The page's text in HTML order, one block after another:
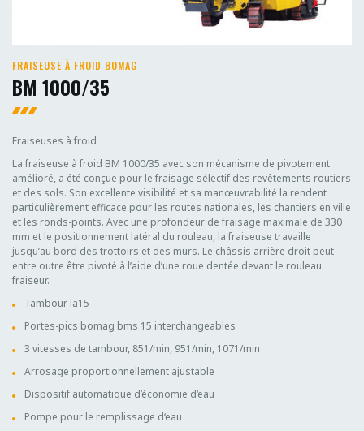
FRAISEUSE À FROID BOMAG
BM 1000/35
Fraiseuses à froid
La fraiseuse à froid BM 1000/35 avec son mécanisme de pivotement
amélioré, a été conçue pour le fraisage sélectif des revêtements routiers
et des sols. Son excellente visibilité et sa manœuvrabilité la rendent
particulièrement efficace pour les routes nationales, les chantiers en ville
et les ronds-points. Avec une profondeur de fraisage maximale de 330
mm et le positionnement latéral du rouleau, la fraiseuse travaille
jusqu’au bord des trottoirs et des murs. Le châssis arrière droit peut
entre outre être pivoté à l’aide d’une roue dentée devant le rouleau
fraiseur.
Tambour la15
Portes-pics bomag bms 15 interchangeables
3 vitesses de tambour, 851/min, 951/min, 1071/min
Arrosage proportionnellement ajustable
Dispositif automatique d’économie d‘eau
Pompe pour le remplissage d‘eau